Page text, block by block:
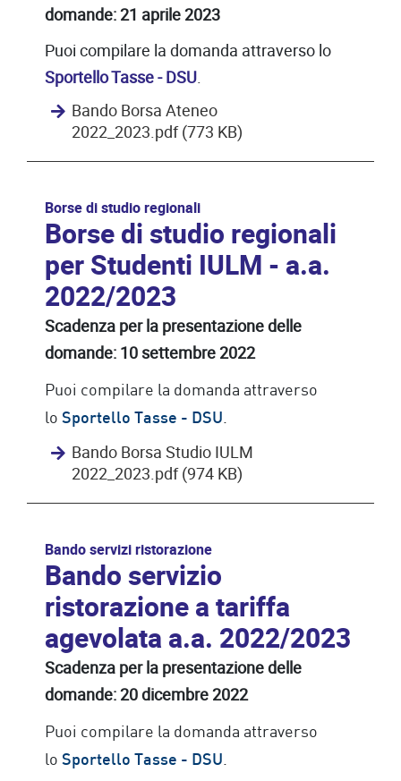
domande: 21 aprile 2023
Puoi compilare la domanda attraverso lo
Sportello Tasse - DSU.
Bando Borsa Ateneo
2022_2023.pdf (773 KB)
Borse di studio regionali
Borse di studio regionali
per Studenti IULM - a.a.
2022/2023
Scadenza per la presentazione delle
domande: 10 settembre 2022
Puoi compilare la domanda attraverso
lo Sportello Tasse - DSU
Bando Borsa Studio IULM
2022_2023.pdf (974 KB)
Bando servizi ristorazione
Bando servizio
ristorazione a tariffa
agevolata a.a. 2022/2023
Scadenza per la presentazione delle
domande: 20 dicembre 2022
Puoi compilare la domanda attraverso
lo Sportello Tasse - DSU